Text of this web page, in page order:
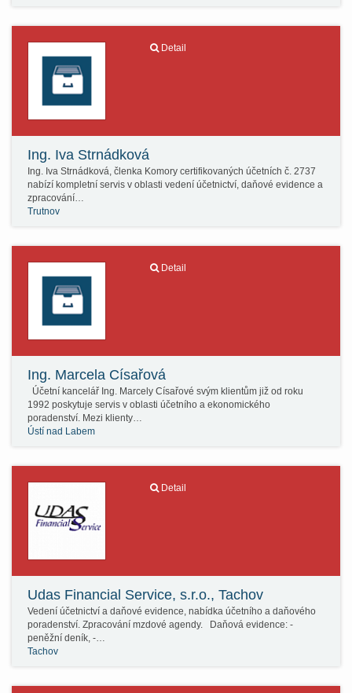
Detail
Ing. Iva Strnádková
Ing. Iva Strnádková, členka Komory certifikovaných účetních č. 2737
nabízí kompletní servis v oblasti vedení účetnictví, daňové evidence a
zpracování…
Trutnov
Detail
Ing. Marcela Císařová
Účetní kancelář Ing. Marcely Císařové svým klientům již od roku
1992 poskytuje servis v oblasti účetního a ekonomického
poradenství. Mezi klienty…
Ústí nad Labem
Detail
Udas Financial Service, s.r.o., Tachov
Vedení účetnictví a daňové evidence, nabídka účetního a daňového
poradenství. Zpracování mzdové agendy. Daňová evidence: -
peněžní deník, -…
Tachov